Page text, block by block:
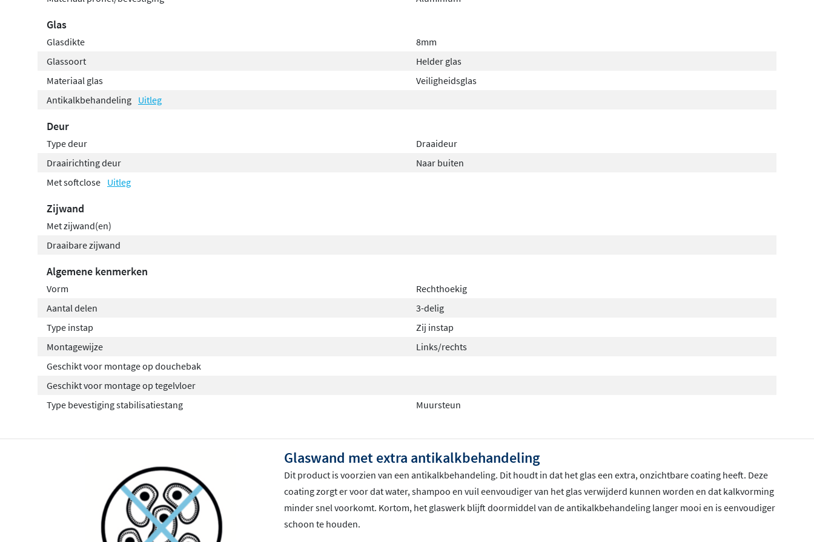
Glas
Glasdikte
8mm
Glassoort
Helder glas
Materiaal glas
Veiligheidsglas
Antikalkbehandeling Uitleg
Deur
Type deur
Draaideur
Draairichting deur
Naar buiten
Met softclose Uitleg
Zijwand
Met zijwand(en)
Draaibare zijwand
Algemene kenmerken
Vorm
Rechthoekig
Aantal delen
3-delig
Type instap
Zij instap
Montagewijze
Links/rechts
Geschikt voor montage op douchebak
Geschikt voor montage op tegelvloer
Type bevestiging stabilisatiestang
Muursteun
Glaswand met extra antikalkbehandeling
Dit product is voorzien van een antikalkbehandeling. Dit houdt in dat het glas een extra, onzichtbare coating heeft. Deze
coating zorgt er voor dat water, shampoo en vuil eenvoudiger van het glas verwijderd kunnen worden en dat kalkvorming
minder snel voorkomt. Kortom, het glaswerk blijft doormiddel van de antikalkbehandeling langer mooi en is eenvoudiger
schoon te houden.